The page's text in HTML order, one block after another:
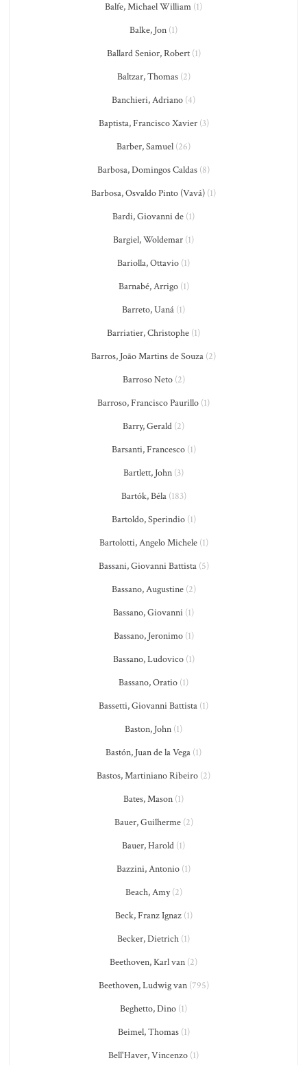
Balfe, Michael William (1)
Balke, Jon (1)
Ballard Senior, Robert(1)
Baltzar, Thomas(2)
Banchieri, Adriano (4)
Baptista, Francisco Xavier(3)
Barber, Samuel (26)
Barbosa, Domingos Caldas (8)
Barbosa, Osvaldo Pinto (Vavá) (1)
Bardi, Giovanni de (1)
Bargiel, Woldemar (1)
Bariolla, Ottavio (1)
Barnabé, Arrigo(1)
Barreto, Uaná (1)
Barriatier, Christophe (1)
Barros, João Martins de Souza (2)
Barroso Neto(2)
Barroso, Francisco Paurillo (1)
Barry, Gerald (2)
Barsanti, Francesco(1)
Bartlett, John (3)
Bartók, Béla(183)
Bartoldo, Sperindio(1)
Bartolotti, Angelo Michele(1)
Bassani, Giovanni Battista(5)
Bassano, Augustine(2)
Bassano, Giovanni (1)
Bassano, Jeronimo(1)
Bassano, Ludovico(1)
Bassano, Oratio (1)
Bassetti, Giovanni Battista (1)
Baston, John (1)
Bastón, Juan de la Vega (1)
Bastos, Martiniano Ribeiro (2)
Bates, Mason (1)
Bauer, Guilherme(2)
Bauer, Harold (1)
Bazzini, Antonio (1)
Beach, Amy(2)
Beck, Franz Ignaz(1)
Becker, Dietrich (1)
Beethoven, Karl van (2)
Beethoven, Ludwig van(795)
Beghetto, Dino (1)
Beimel, Thomas(1)
Bell'Haver, Vincenzo (1)